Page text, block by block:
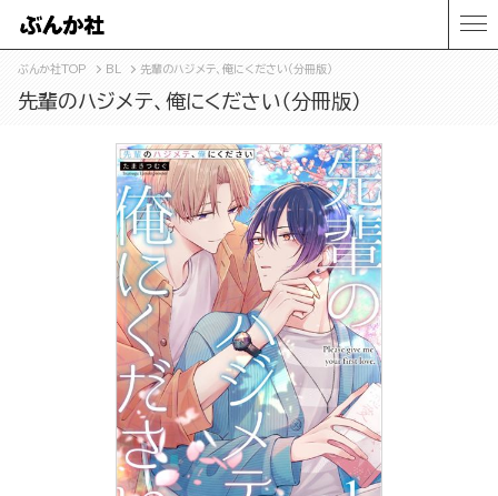
ぶんか社TOP BL 先輩のハジメテ、俺にください（分冊版）
先輩のハジメテ、俺にください（分冊版）